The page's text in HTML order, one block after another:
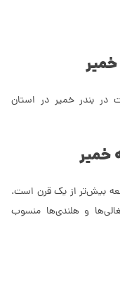
بندر خمیر در استان
خمیر
بیش‌تر از یک قرن است.
و هلندی‌ها منسوب